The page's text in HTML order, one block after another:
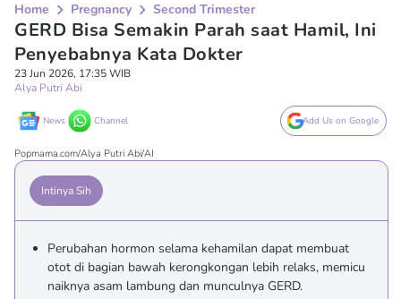
Home Pregnancy Second Trimester
GERD Bisa Semakin Parah saat Hamil, Ini
Penyebabnya Kata Dokter
23 Jun 2026, 17:35 WIB
Alya Putri Abi
News Channel Add Us on Google
Popmama.com/Alya Putri Abi/AI
Intinya Sih
Perubahan hormon selama kehamilan dapat membuat
otot di bagian bawah kerongkongan lebih relaks, memicu
naiknya asam lambung dan munculnya GERD.